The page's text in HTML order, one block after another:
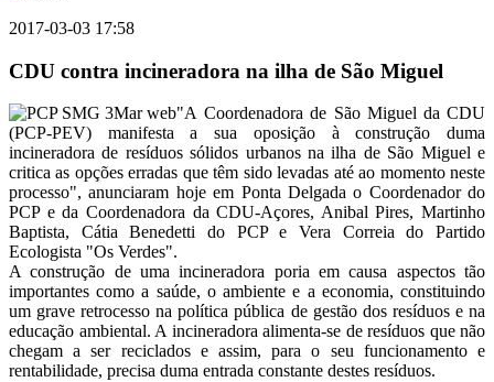
2017-03-03 17:58
CDU contra incineradora na ilha de São Miguel
"A Coordenadora de São Miguel da CDU
(PCP-PEV) manifesta a sua oposição à construção duma
incineradora de resíduos sólidos urbanos na ilha de São Miguel e
critica as opções erradas que têm sido levadas até ao momento neste
processo", anunciaram hoje em Ponta Delgada o Coordenador do
PCP e da Coordenadora da CDU-Açores, Anibal Pires, Martinho
Baptista, Cátia Benedetti do PCP e Vera Correia do Partido
Ecologista "Os Verdes".
A construção de uma incineradora poria em causa aspectos tão
importantes como a saúde, o ambiente e a economia, constituindo
um grave retrocesso na política pública de gestão dos resíduos e na
educação ambiental. A incineradora alimenta-se de resíduos que não
chegam a ser reciclados e assim, para o seu funcionamento e
rentabilidade, precisa duma entrada constante destes resíduos.